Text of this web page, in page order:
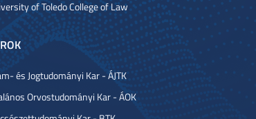
of Toledo College of Law
és Jogtudományi Kar - ÁJTK
Orvostudományi Kar - ÁOK